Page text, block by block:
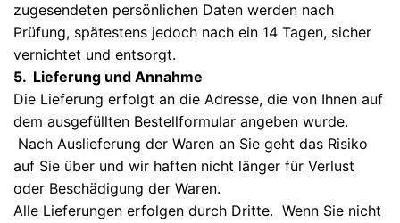
zugesendeten persönlichen Daten werden nach
Prüfung, spätestens jedoch nach ein 14 Tagen, sicher
vernichtet und entsorgt.
5. Lieferung und Annahme
Die Lieferung erfolgt an die Adresse, die von Ihnen auf
dem ausgefüllten Bestellformular angeben wurde.
Nach Auslieferung der Waren an Sie geht das Risiko
auf Sie über und wir haften nicht länger für Verlust
oder Beschädigung der Waren.
Alle Lieferungen erfolgen durch Dritte. Wenn Sie nicht